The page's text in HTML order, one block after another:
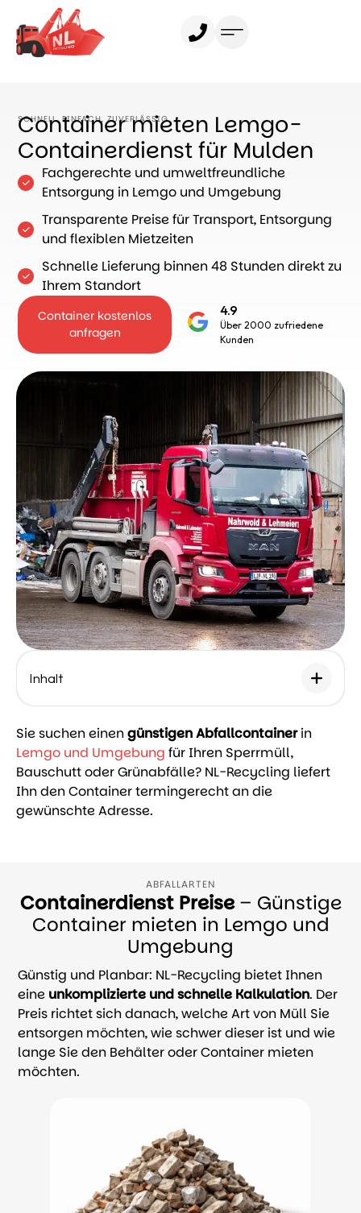
Leistungen
Gewerbekunden
Ratgeber
SCHNELL, EINFACH, ZUVERLÄSSIG
Container mieten Lemgo-
Containerdienst für Mulden
Fachgerechte und umweltfreundliche
Entsorgung in Lemgo und Umgebung
Transparente Preise für Transport, Entsorgung
und flexiblen Mietzeiten
Schnelle Lieferung binnen 48 Stunden direkt zu
Ihrem Standort
Container kostenlos
anfragen
4.9
Über 2000 zufriedene
Kunden
Inhalt
Sie suchen einengünstigen Abfallcontainerin
Lemgo und Umgebung für Ihren Sperrmüll,
Bauschutt oder Grünabfälle? NL-Recycling liefert
Ihn den Container termingerecht an die
gewünschte Adresse.
ABFALLARTEN
Containerdienst Preise– Günstige
Container mieten in Lemgo und
Umgebung
Günstig und Planbar: NL-Recycling bietet Ihnen
eine unkomplizierte und schnelle Kalkulation. Der
Preis richtet sich danach, welche Art von Müll Sie
entsorgen möchten, wie schwer dieser ist und wie
lange Sie den Behälter oder Container mieten
möchten.